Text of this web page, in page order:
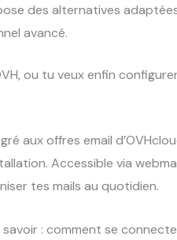
des alternatives
avancé.
ou tu veux enfin
aux offres email
Accessible via
tes mails au quotidien.
: comment se